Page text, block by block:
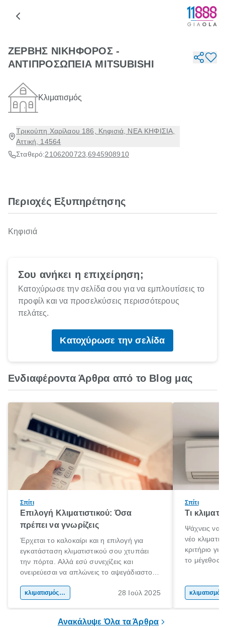
ΖΕΡΒΗΣ ΝΙΚΗΦΟΡΟΣ -
ΑΝΤΙΠΡΟΣΩΠΕΙΑ MITSUBISHI
Κλιματισμός
Τρικούπη Χαρίλαου 186, Κηφισιά, ΝΕΑ ΚΗΦΙΣΙΑ,
Αττική, 14564
Σταθερό:2106200723 ,6945908910
Περιοχές Εξυπηρέτησης
Κηφισιά
Σου ανήκει η επιχείρηση;
Κατοχύρωσε την σελίδα σου για να εμπλουτίσεις το
προφίλ και να προσελκύσεις περισσότερους
πελάτες.
Κατοχύρωσε την σελίδα
Ενδιαφέροντα Άρθρα από το Blog μας
Σπίτι
Επιλογή Κλιματιστικού: Όσα
πρέπει να γνωρίζεις
Έρχεται το καλοκαίρι και η επιλογή για
εγκατάσταση κλιματιστικού σου χτυπάει
την πόρτα. Αλλά εσύ συνεχίζεις και
ονειρεύεσαι να απλώνεις το αψεγάδιαστο
όμως τι γίνεται;
κλιματισμός σπιτιού 28 Ιούλ 2025
Σπίτι
Τι
Ψάχνεις να
νέο
κριτήριο
το μέγεθος
μόνο στις
συσκευής.
Ανακάλυψε Όλα τα Άρθρα